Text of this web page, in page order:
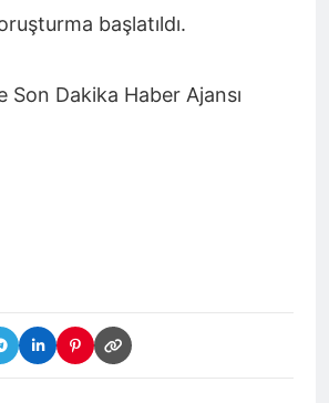
başlatıldı.
Son Dakika Haber Ajansı